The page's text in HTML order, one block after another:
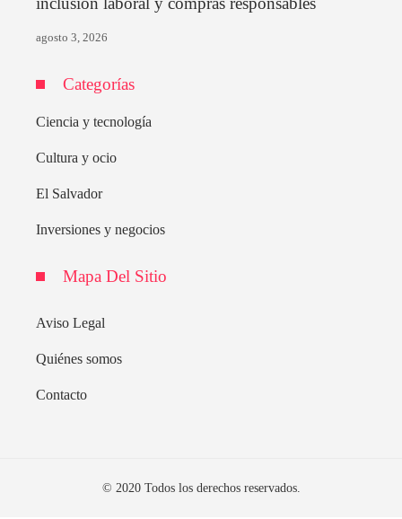
agosto 3, 2026
Categorías
Ciencia y tecnología
Cultura y ocio
El Salvador
Inversiones y negocios
Mapa Del Sitio
Aviso Legal
Quiénes somos
Contacto
© 2020 Todos los derechos reservados.